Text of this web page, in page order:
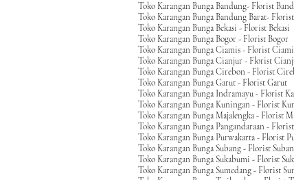
Toko Karangan Bunga Bandung- Florist
Toko Karangan Bunga Bandung Barat-
Toko Karangan Bunga Bekasi - Florist Bekasi
Toko Karangan Bunga Bogor - Florist Bogor
Toko Karangan Bunga Ciamis - Florist
Toko Karangan Bunga Cianjur - Florist
Toko Karangan Bunga Cirebon - Florist
Toko Karangan Bunga Garut - Florist Garut
Toko Karangan Bunga Indramayu - Florist
Toko Karangan Bunga Kuningan - Florist
Toko Karangan Bunga Majalengka - Florist
Toko Karangan Bunga Pangandaraan -
Toko Karangan Bunga Purwakarta - Florist
Toko Karangan Bunga Subang - Florist
Toko Karangan Bunga Sukabumi - Florist
Toko Karangan Bunga Sumedang - Florist